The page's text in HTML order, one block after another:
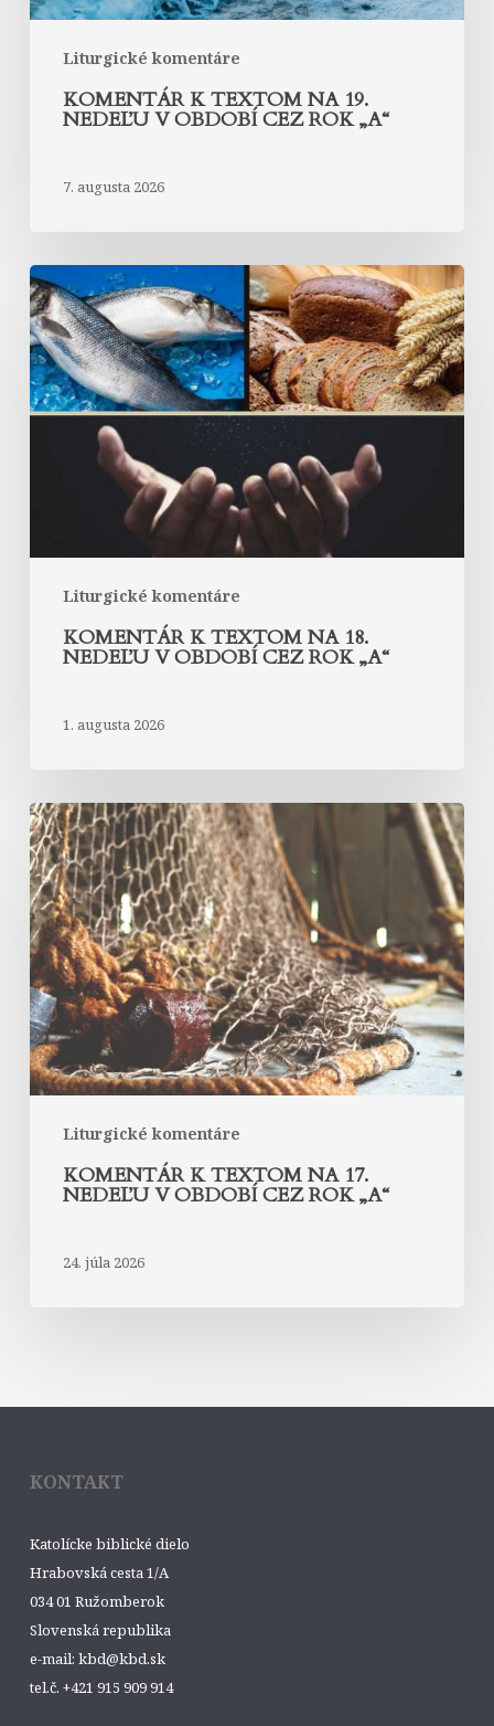
Liturgické komentáre
„A“
KOMENTÁR K TEXTOM NA 19.
NEDEĽU V OBDOBÍ CEZ ROK „A“
7. augusta 2026
Liturgické komentáre
Komentár
k
textom
na
18.
nedeľu
„A“
KOMENTÁR K TEXTOM NA 18.
NEDEĽU V OBDOBÍ CEZ ROK „A“
1. augusta 2026
Liturgické komentáre
Komentár
k
textom
na
17.
nedeľu
v
období
cez
rok
„A“
KOMENTÁR K TEXTOM NA 17.
NEDEĽU V OBDOBÍ CEZ ROK „A“
24. júla 2026
KONTAKT
Katolícke biblické dielo
Hrabovská cesta 1/A
034 01 Ružomberok
Slovenská republika
e-mail: kbd@kbd.sk
tel.č. +421 915 909 914